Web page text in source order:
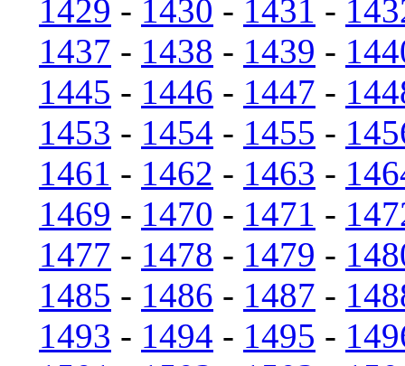
1429 - 1430 - 1431 -
1437 - 1438 - 1439 -
1445 - 1446 - 1447 -
1453 - 1454 - 1455 -
1461 - 1462 - 1463 -
1469 - 1470 - 1471 -
1477 - 1478 - 1479 -
1485 - 1486 - 1487 -
1493 - 1494 - 1495 -